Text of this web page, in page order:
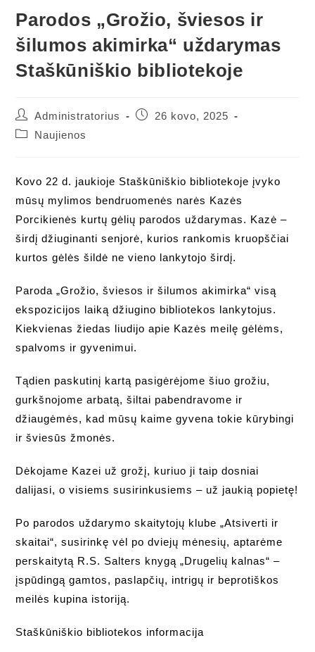
Parodos „Grožio, šviesos ir
šilumos akimirka“ uždarymas
Staškūniškio bibliotekoje
Post
author:
Administratorius
Post26 kovo, 2025
PostNaujienos
Kovo 22 d. jaukioje Staškūniškio bibliotekoje įvyko
mūsų mylimos bendruomenės narės Kazės
Porcikienės kurtų gėlių parodos uždarymas. Kazė –
širdį džiuginanti senjorė, kurios rankomis kruopščiai
kurtos gėlės šildė ne vieno lankytojo širdį.
Paroda „Grožio, šviesos ir šilumos akimirka“ visą
ekspozicijos laiką džiugino bibliotekos lankytojus.
Kiekvienas žiedas liudijo apie Kazės meilę gėlėms,
spalvoms ir gyvenimui.
Tądien paskutinį kartą pasigėrėjome šiuo grožiu,
gurkšnojome arbatą, šiltai pabendravome ir
džiaugėmės, kad mūsų kaime gyvena tokie kūrybingi
ir šviesūs žmonės.
Dėkojame Kazei už grožį, kuriuo ji taip dosniai
dalijasi, o visiems susirinkusiems – už jaukią popietę!
Po parodos uždarymo skaitytojų klube „Atsiverti ir
skaitai“, susirinkę vėl po dviejų mėnesių, aptarėme
perskaitytą R.S. Salters knygą „Drugelių kalnas“ –
įspūdingą gamtos, paslapčių, intrigų ir beprotiškos
meilės kupina istoriją.
Staškūniškio bibliotekos informacija